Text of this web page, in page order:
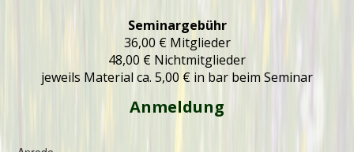
Seminargebühr
36,00 € Mitglieder
48,00 € Nichtmitglieder
jeweils Material ca. 5,00 € in bar beim Seminar
Anmeldung